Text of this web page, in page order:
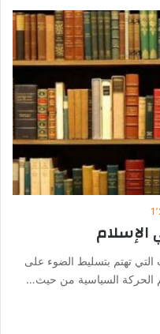
الإسلام
تهتم بتسليط الضوء على
الحركة السياسية من حيث…